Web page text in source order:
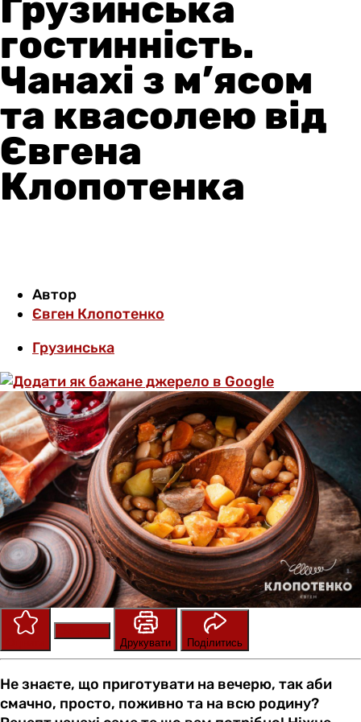
Грузинська
гостинність.
Чанахі з м’ясом
та квасолею від
Євгена
Клопотенка
Автор
Євген Клопотенко
Грузинська
Друкувати
Поділитись
Не знаєте, що приготувати на вечерю, так аби
смачно, просто, поживно та на всю родину?